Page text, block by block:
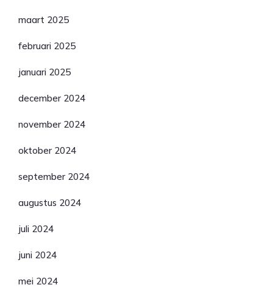
maart 2025
februari 2025
januari 2025
december 2024
november 2024
oktober 2024
september 2024
augustus 2024
juli 2024
juni 2024
mei 2024